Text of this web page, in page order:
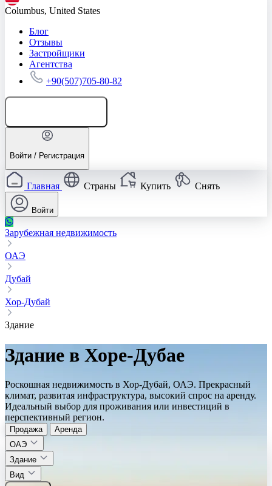
Columbus, United States
Блог
Отзывы
Застройщики
Агентства
+90(507)705-80-82
Войти / Регистрация
Главная Страны Купить Снять
Войти
Зарубежная недвижимость
ОАЭ
Дубай
Хор-Дубай
Здание
Здание в Хоре-Дубае
Роскошная недвижимость в Хор-Дубай, ОАЭ. Прекрасный
климат, развитая инфраструктура, высокий спрос на аренду.
Идеальный выбор для проживания или инвестиций в
перспективный регион.
Продажа
Аренда
ОАЭ
Здание
Вид